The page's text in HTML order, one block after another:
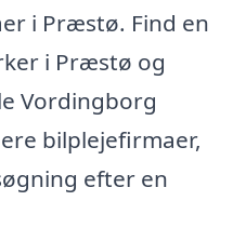
i Præstø. Find en
i Præstø og
Vordingborg
bilplejefirmaer,
efter en